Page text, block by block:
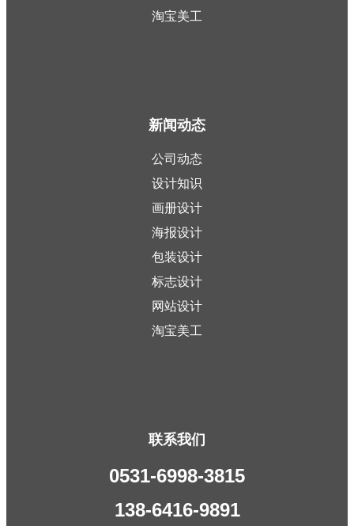
淘宝美工
新闻动态
公司动态
设计知识
画册设计
海报设计
包装设计
标志设计
网站设计
淘宝美工
联系我们
0531-6998-3815
138-6416-9891